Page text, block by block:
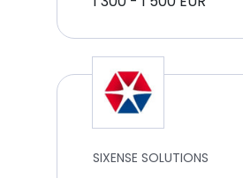
SIXENSE SOLUTIONS